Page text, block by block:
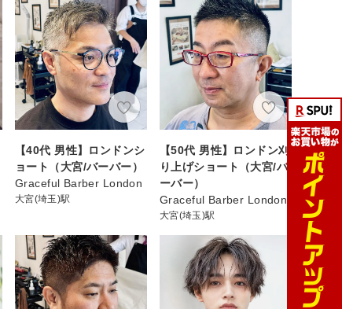
【40代 男性】ロンドンシ
ョート（大宮/バーバー）
Graceful Barber London
大宮(埼玉)駅
【50代 男性】ロンドン刈
り上げショート（大宮/バ
ーバー）
Graceful Barber London
大宮(埼玉)駅